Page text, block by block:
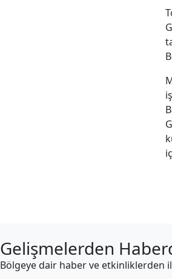
Gelişmelerden
Bölgeye dair haber ve etkinliklerden